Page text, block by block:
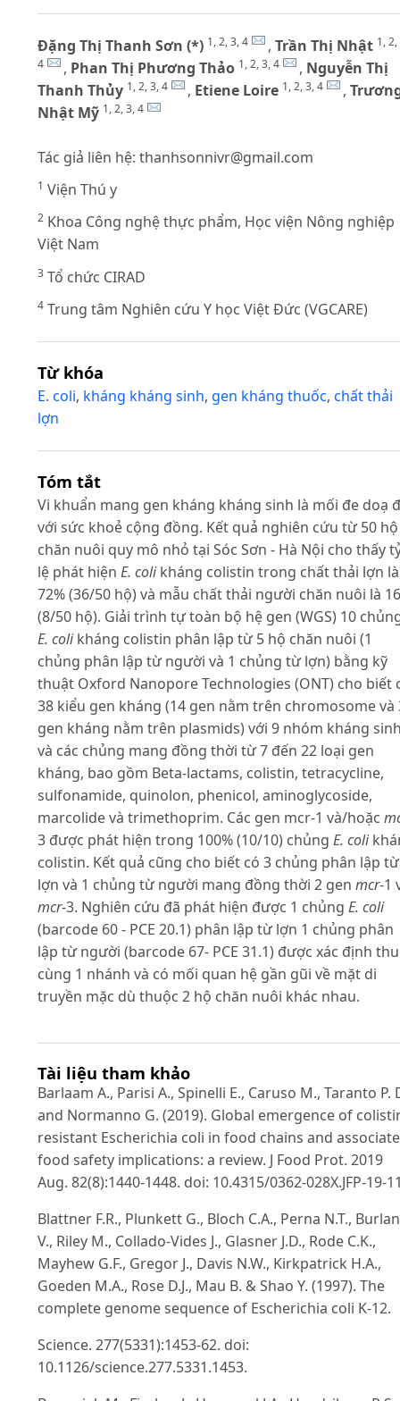
Đặng Thị Thanh Sơn (*) 1, 2, 3, 4 , Trần Thị Nhật 1, 2,
4
, Phan Thị Phương Thảo 1, 2, 3, 4 , Nguyễn Thị
Thanh Thủy 1, 2, 3, 4 , Etiene Loire 1, 2, 3, 4 ,
Nhật Mỹ 1, 2, 3, 4
Tác giả liên hệ: thanhsonnivr@gmail.com
1 Viện Thú y
2 Khoa Công nghệ thực phẩm, Học viện Nông nghiệp
Việt Nam
3 Tổ chức CIRAD
4 Trung tâm Nghiên cứu Y học Việt Đức (VGCARE)
Từ khóa
E. coli, kháng kháng sinh, gen kháng thuốc, chất thải
lợn
Tóm tắt
Vi khuẩn mang gen kháng kháng sinh là mối đe doạ
với sức khoẻ cộng đồng. Kết quả nghiên cứu từ 50 hộ
chăn nuôi quy mô nhỏ tại Sóc Sơn - Hà Nội cho thấy
lệ phát hiện E. colikháng colistin trong chất thải lợn là
72% (36/50 hộ) và mẫu chất thải người chăn nuôi là
(8/50 hộ). Giải trình tự toàn bộ hệ gen (WGS) 10
E. colikháng colistin phân lập từ 5 hộ chăn nuôi (1
chủng phân lập từ người và 1 chủng từ lợn) bằng kỹ
thuật Oxford Nanopore Technologies (ONT) cho biết
38 kiểu gen kháng (14 gen nằm trên chromosome và
gen kháng nằm trên plasmids) với 9 nhóm kháng
và các chủng mang đồng thời từ 7 đến 22 loại gen
kháng, bao gồm Beta-lactams, colistin, tetracycline,
sulfonamide, quinolon, phenicol, aminoglycoside,
marcolide và trimethoprim. Các gen mcr-1 và/hoặc
3 được phát hiện trong 100% (10/10) chủng E. coli
colistin. Kết quả cũng cho biết có 3 chủng phân lập từ
lợn và 1 chủng từ người mang đồng thời 2 gen mcr-1
mcr-3. Nghiên cứu đã phát hiện được 1 chủng E. coli
(barcode 60 - PCE 20.1) phân lập từ lợn 1 chủng phân
lập từ người (barcode 67- PCE 31.1) được xác định
cùng 1 nhánh và có mối quan hệ gần gũi về mặt di
truyền mặc dù thuộc 2 hộ chăn nuôi khác nhau.
Tài liệu tham khảo
Barlaam A., Parisi A., Spinelli E., Caruso M., Taranto P.
and Normanno G. (2019). Global emergence of
resistant Escherichia coli in food chains and
food safety implications: a review. J Food Prot. 2019
Aug. 82(8):1440-1448. doi: 10.4315/0362-028X.JFP-19-
Blattner F.R., Plunkett G., Bloch C.A., Perna N.T.,
V., Riley M., Collado-Vides J., Glasner J.D., Rode C.K.,
Mayhew G.F., Gregor J., Davis N.W., Kirkpatrick H.A.,
Goeden M.A., Rose D.J., Mau B. & Shao Y. (1997). The
complete genome sequence of Escherichia coli K-12.
Science. 277(5331):1453-62. doi:
10.1126/science.277.5331.1453.